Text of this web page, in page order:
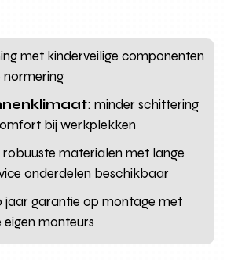
met kinderveilige componenten
normering
: minder schittering
bij werkplekken
robuuste materialen met lange
onderdelen beschikbaar
jaar garantie op montage met
monteurs